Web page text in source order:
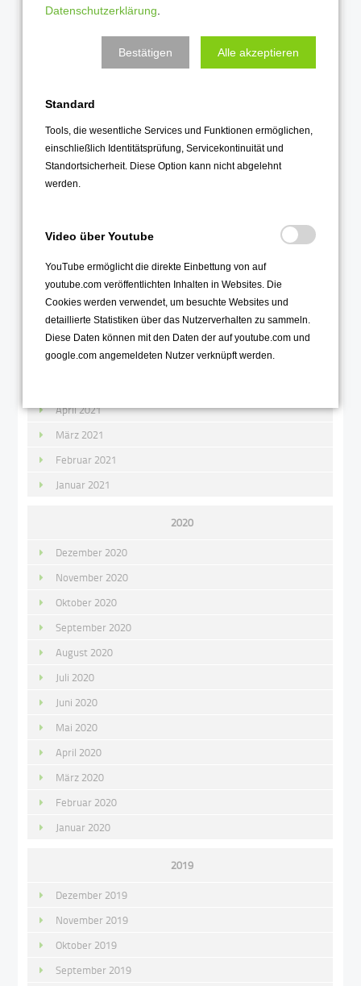
Juni 2022
April 2022
Januar 2022
November 2021
Oktober 2021
September 2021
August 2021
Juli 2021
Juni 2021
April 2021
März 2021
Februar 2021
Januar 2021
2020
Dezember 2020
November 2020
Oktober 2020
September 2020
August 2020
Juli 2020
Juni 2020
Mai 2020
April 2020
März 2020
Februar 2020
Januar 2020
2019
Dezember 2019
November 2019
Oktober 2019
September 2019
Datenschutzerklärung
Bestätigen Alle akzeptieren
Standard
Tools, die wesentliche Services und Funktionen ermöglichen,
einschließlich Identitätsprüfung, Servicekontinuität und
Standortsicherheit. Diese Option kann nicht abgelehnt
werden.
Video über Youtube
YouTube ermöglicht die direkte Einbettung von auf
youtube.com veröffentlichten Inhalten in Websites. Die
Cookies werden verwendet, um besuchte Websites und
detaillierte Statistiken über das Nutzerverhalten zu sammeln.
Diese Daten können mit den Daten der auf youtube.com und
google.com angemeldeten Nutzer verknüpft werden.